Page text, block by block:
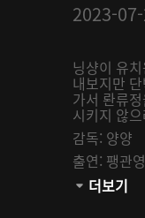
2023-
닝샹이 유
내보지만
가서 롼류
시키지 않
감독: 양양
출연: 팽관
관람등급:
더보기